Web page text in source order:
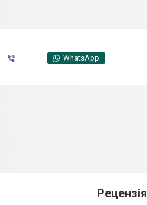
WhatsApp
Рецензія